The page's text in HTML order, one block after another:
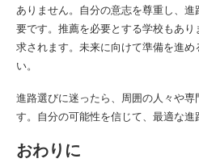
ありません。自分の意志を尊重し、
要です。推薦を必要とする学校もあ
求されます。未来に向けて準備を進
い。
進路選びに迷ったら、周囲の人々や
す。自分の可能性を信じて、最適な進
おわりに